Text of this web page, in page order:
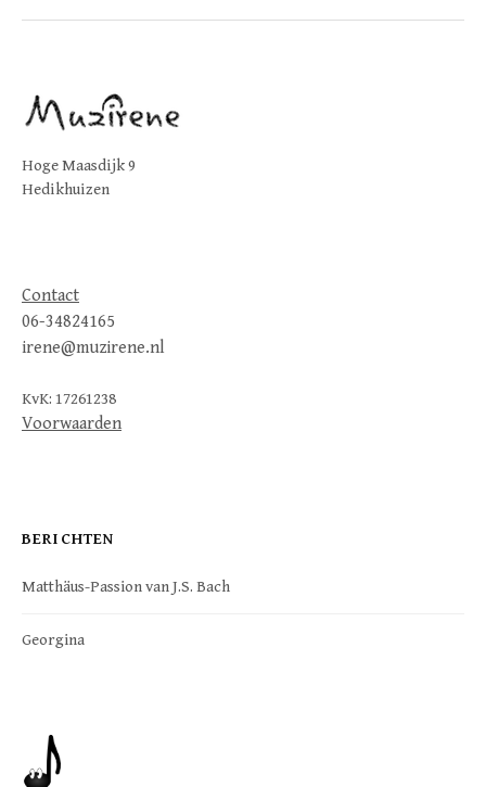
Hoge Maasdijk 9
Hedikhuizen
Contact
06-34824165
irene@muzirene.nl
KvK: 17261238
Voorwaarden
BERICHTEN
Matthäus-Passion van J.S. Bach
Georgina